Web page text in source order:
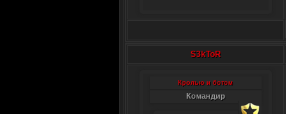
S3kToR
Кролью и ботом
Командир